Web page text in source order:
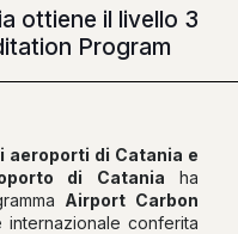
ottiene il livello 3
Program
aeroporti di Catania e
di Catania ha
Airport Carbon
internazionale conferita